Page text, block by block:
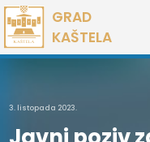
Preskoči
na
sadržaj
GRAD
KAŠTELA
3. listopada 2023.